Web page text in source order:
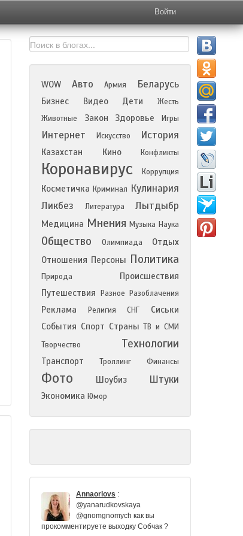
Войти
WOW Авто Армия Беларусь
Бизнес Видео Дети
Жесть
Животные
Закон Здоровье Игры
Интернет Искусство История
Казахстан Кино Конфликты
Коронавирус Коррупция
Косметичка Криминал Кулинария
Ликбез
Литература Лытдыбр
Медицина Мнения Музыка Наука
Общество Олимпиада
Отдых
Отношения Персоны Политика
Природа
Происшествия
Путешествия
Разное Разоблачения
Реклама Религия СНГ
Сиськи
События Спорт Страны ТВ и СМИ
Творчество
Технологии
Транспорт Троллинг Финансы
Фото Шоубиз Штуки
Экономика Юмор
Annaorlovs :
@yanarudkovskaya
@gnomgnomych как вы
прокомментируете выходку Собчак ?